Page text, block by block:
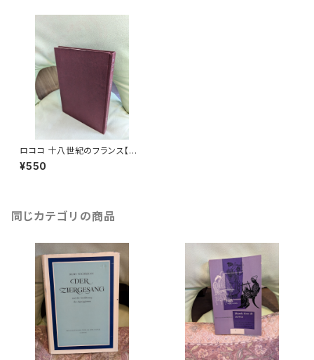
ロココ 十八世紀のフランス【著
者：M.V. ベーン 訳：飯塚信雄】
出版社：理想社 昭和46年
¥550
同じカテゴリの商品